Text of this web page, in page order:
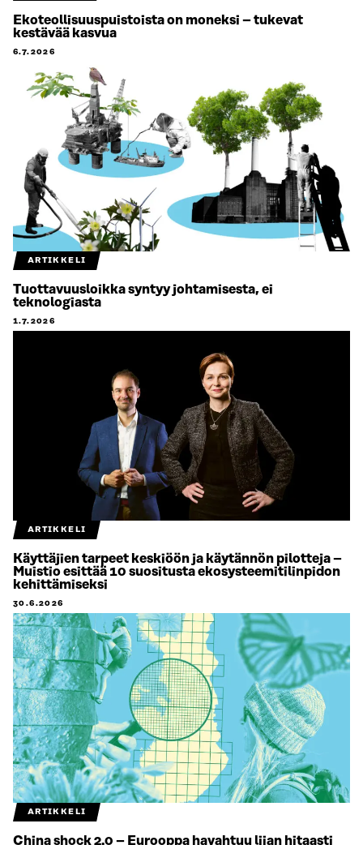
Ekoteollisuuspuistoista on moneksi – tukevat
kestävää kasvua
6.7.2026
ARTIKKELI
Tuottavuusloikka syntyy johtamisesta, ei
teknologiasta
1.7.2026
ARTIKKELI
Käyttäjien tarpeet keskiöön ja käytännön pilotteja –
Muistio esittää 10 suositusta ekosysteemitilinpidon
kehittämiseksi
30.6.2026
ARTIKKELI
China shock 2.0 – Eurooppa havahtuu liian hitaasti